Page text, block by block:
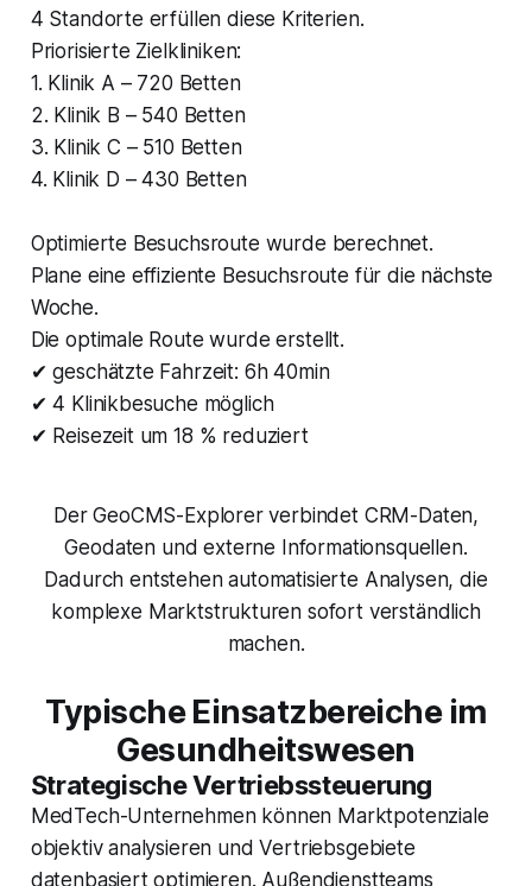
4 Standorte erfüllen diese Kriterien.
Priorisierte Zielkliniken:
1. Klinik A – 720 Betten
2. Klinik B – 540 Betten
3. Klinik C – 510 Betten
4. Klinik D – 430 Betten
Optimierte Besuchsroute wurde berechnet.
Plane eine effiziente Besuchsroute für die nächste
Woche.
Die optimale Route wurde erstellt.
✔ geschätzte Fahrzeit: 6h 40min
✔ 4 Klinikbesuche möglich
✔ Reisezeit um 18 % reduziert
Der GeoCMS-Explorer verbindet CRM-Daten,
Geodaten und externe Informationsquellen.
Dadurch entstehen automatisierte Analysen, die
komplexe Marktstrukturen sofort verständlich
machen.
Typische Einsatzbereiche im
Gesundheitswesen
Strategische Vertriebssteuerung
MedTech-Unternehmen können Marktpotenziale
objektiv analysieren und Vertriebsgebiete
datenbasiert optimieren. Außendienstteams